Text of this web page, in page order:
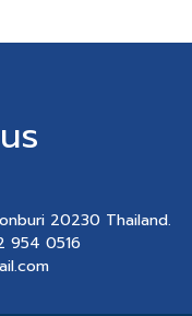
20230 Thailand.
954 0516